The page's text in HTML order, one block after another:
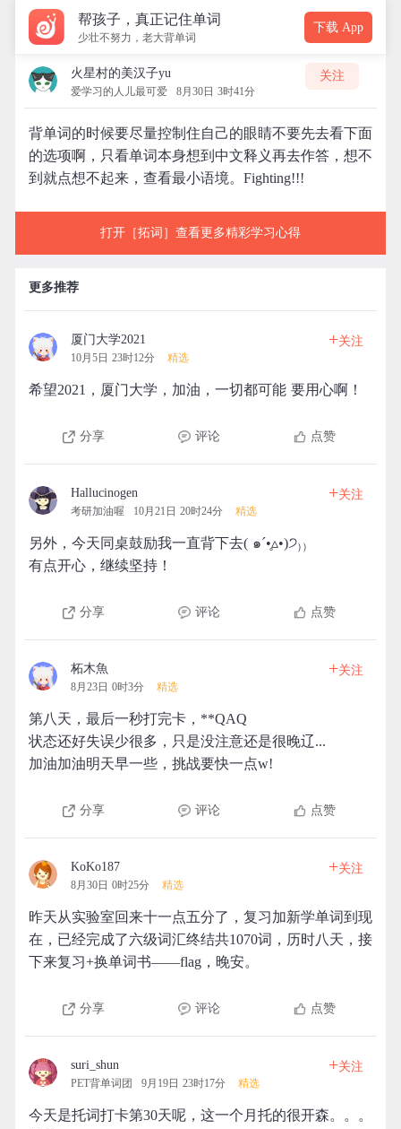
帮孩子，真正记住单词
少壮不努力，老大背单词
下载 App
火星村的美汉子yu
爱学习的人儿最可爱 8月30日 3时41分
关注
背单词的时候要尽量控制住自己的眼睛不要先去看下面
的选项啊，只看单词本身想到中文释义再去作答，想不
到就点想不起来，查看最小语境。Fighting!!!
打开［拓词］查看更多精彩学习心得
更多推荐
厦门大学2021
10月5日 23时12分 精选
+关注
希望2021，厦门大学，加油，一切都可能 要用心啊！
分享 评论 点赞
Hallucinogen
考研加油喔 10月21日 20时24分 精选
+关注
另外，今天同桌鼓励我一直背下去( ๑ˊ•̥▵•)੭₎₎
有点开心，继续坚持！
分享 评论 点赞
柘木魚
8月23日 0时3分 精选
+关注
第八天，最后一秒打完卡，**QAQ
状态还好失误少很多，只是没注意还是很晚辽...
加油加油明天早一些，挑战要快一点w!
分享 评论 点赞
KoKo187
8月30日 0时25分 精选
+关注
昨天从实验室回来十一点五分了，复习加新学单词到现
在，已经完成了六级词汇终结共1070词，历时八天，接
下来复习+换单词书——flag，晚安。
分享 评论 点赞
suri_shun
PET背单词团 9月19日 23时17分 精选
+关注
今天是托词打卡第30天呢，这一个月托的很开森。。。